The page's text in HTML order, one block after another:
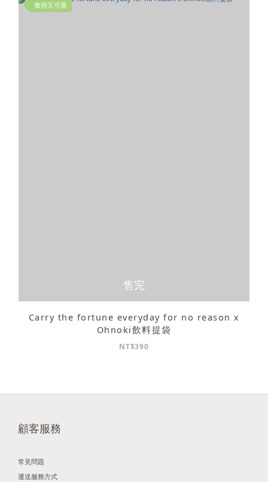
實用又可愛
售完
Carry the fortune everyday for no reason x
Ohnoki飲料提袋
NT$390
顧客服務
常見問題
運送服務方式